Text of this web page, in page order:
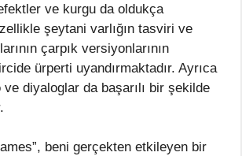
ve kurgu da oldukça
şeytani varlığın tasviri ve
çarpık versiyonlarının
ürperti uyandırmaktadır. Ayrıca
diyaloglar da başarılı bir şekilde
beni gerçekten etkileyen bir